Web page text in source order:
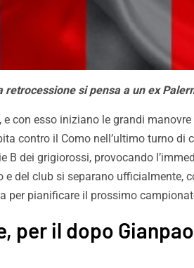
retrocessione si pensa a un ex
e con esso iniziano le grandi
contro il Como nell’ultimo turno di
B dei grigiorossi, provocando
e del club si separano ufficialmente,
per pianificare il prossimo
per il dopo